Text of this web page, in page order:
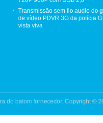
Transmissão sem fio audio do
de vídeo PDVR 3G da polícia
vista viva
do batom fornecedor. Copyright ©